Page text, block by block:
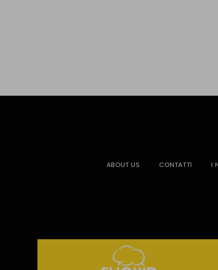
ABOUT US CONTATTI I